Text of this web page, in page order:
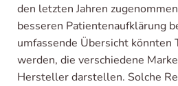
den letzten Jahren
besseren Patientenaufklärung
umfassende Übersicht
werden, die verschiedene
Hersteller darstellen. Solche